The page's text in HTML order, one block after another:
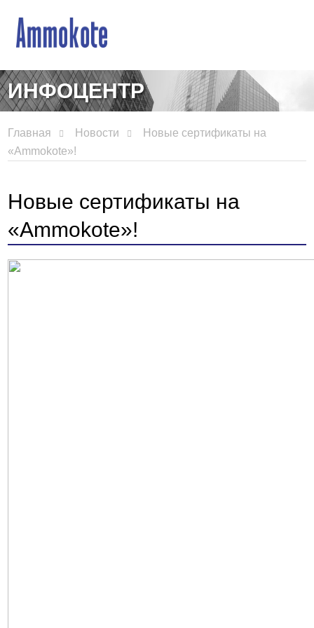
ИНФОЦЕНТР
Главная Новости
Новые сертификаты на
«Ammokote»!
Новые сертификаты на
«Ammokote»!